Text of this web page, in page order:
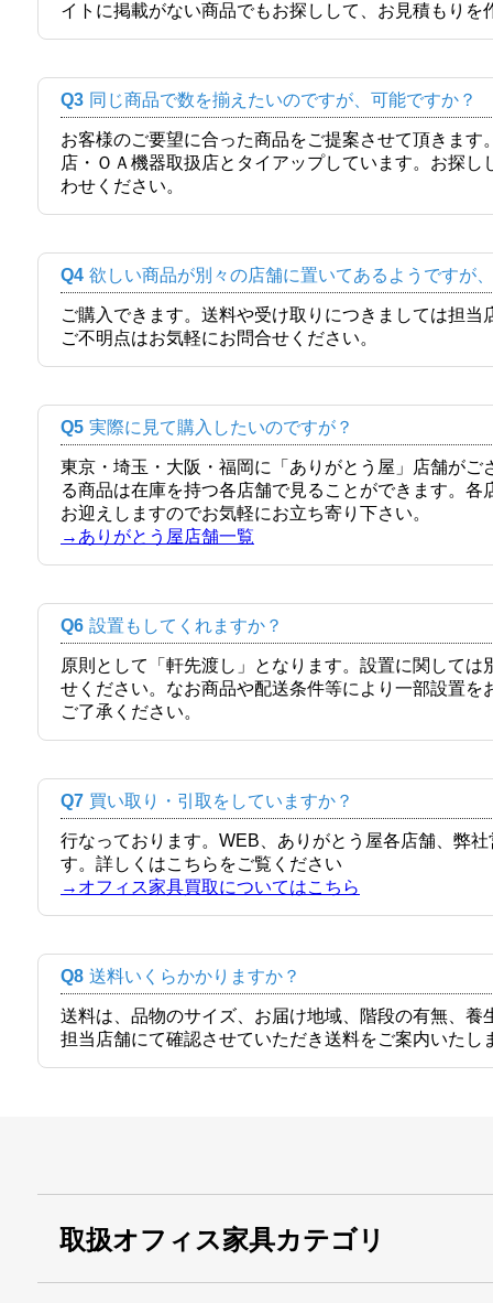
イトに掲載がない商品でもお探しして、お見積もりを
Q3 同じ商品で数を揃えたいのですが、可能ですか？
お客様のご要望に合った商品をご提案させて頂きま
店・ＯＡ機器取扱店とタイアップしています。お探
わせください。
Q4 欲しい商品が別々の店舗に置いてあるようですが
ご購入できます。送料や受け取りにつきましては担
ご不明点はお気軽にお問合せください。
Q5 実際に見て購入したいのですが？
東京・埼玉・大阪・福岡に「ありがとう屋」店舗が
る商品は在庫を持つ各店舗で見ることができます。
お迎えしますのでお気軽にお立ち寄り下さい。
→ありがとう屋店舗一覧
Q6 設置もしてくれますか？
原則として「軒先渡し」となります。設置に関して
せください。なお商品や配送条件等により一部設置
ご了承ください。
Q7 買い取り・引取をしていますか？
行なっております。WEB、ありがとう屋各店舗、弊
す。詳しくはこちらをご覧ください
→オフィス家具買取についてはこちら
Q8 送料いくらかかりますか？
送料は、品物のサイズ、お届け地域、階段の有無、
担当店舗にて確認させていただき送料をご案内いたし
取扱オフィス家具カテゴリ